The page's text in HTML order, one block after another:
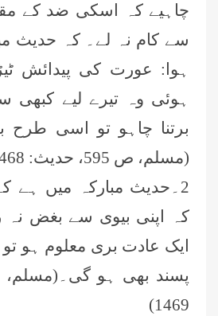
چاہیے کہ اسکی ضد کے
سے کام نہ لے۔ کہ حدیث
ہوا: عورت کی پیدائش
ہوئی وہ تیرے لیے کبھی
برتنا چاہو تو اسی
(مسلم، ص 595، حدیث:
2۔حدیث مبارکہ میں ہے
کہ اپنی بیوی سے بغض نہ
ایک عادت بری معلوم ہو
1469)